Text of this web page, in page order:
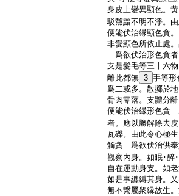
身皮上變異顯色。
駁黧黯不明不淨。
便能伏治縁顯色貪
非愛顯色所依止處
爲欲伏治形色貪
支是髮毛等三十六
離此都無 3 手等形
爲二或多。散擲於
骨肉零落。支體分
便能伏治縁形色貪
者。應以勝解除去
瓦礫。由此令心極
觸貪 爲欲伏治供奉
觀察内身。如眠･醉
自在運動身支。如
如是事纒縛其身。
無不繋屬衆縁故生